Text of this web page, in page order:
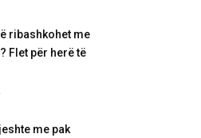
ribashkohet me
Flet për herë të
me pak